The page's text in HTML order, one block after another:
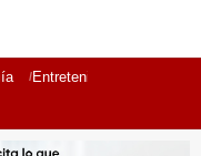
Entretenimiento